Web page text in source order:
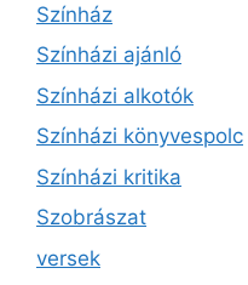
Színház
Színházi ajánló
Színházi alkotók
Színházi könyvespolc
Színházi kritika
Szobrászat
versek